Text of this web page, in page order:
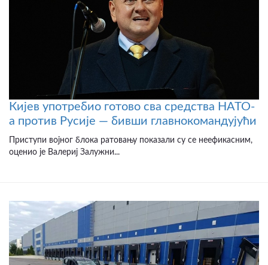
Кијев употребио готово сва средства НАТО-
а против Русије — бивши главнокомандујући
Приступи војног блока ратовању показали су се неефикасним,
оценио је Валериј Залужни...